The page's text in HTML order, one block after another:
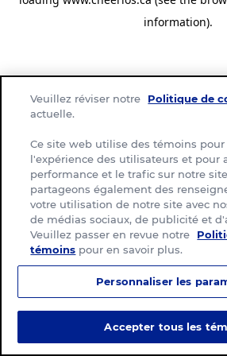
information).
Veuillez réviser notre
Politique de
actuelle.
Ce site web utilise des témoins
l'expérience des utilisateurs et pour
performance et le trafic sur notre
partageons également des
votre utilisation de notre site avec
de médias sociaux, de publicité et
Veuillez passer en revue notre
témoins pour en savoir plus.
Personnaliser les
Accepter tous les